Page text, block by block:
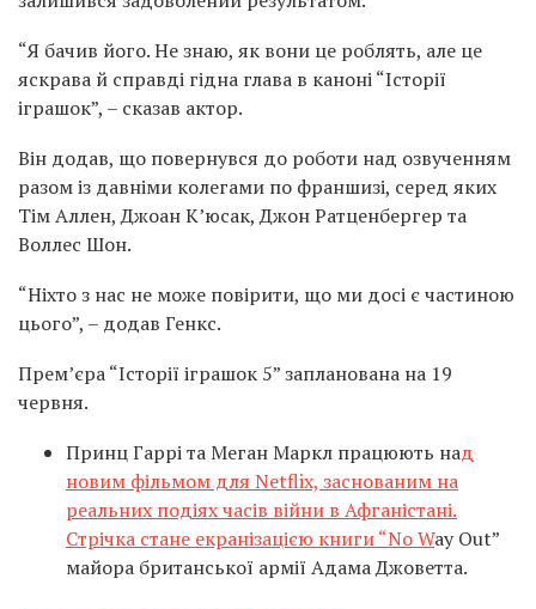
“Я бачив його. Не знаю, як вони це роблять, але це
яскрава й справді гідна глава в каноні “Історії
іграшок”, – сказав актор.
Він додав, що повернувся до роботи над озвученням
разом із давніми колегами по франшизі, серед яких
Тім Аллен, Джоан К’юсак, Джон Ратценбергер та
Воллес Шон.
“Ніхто з нас не може повірити, що ми досі є частиною
цього”, – додав Генкс.
Прем’єра “Історії іграшок 5” запланована на 19
червня.
Принц Гаррі та Меган Маркл працюють над
новим фільмом для Netflix, заснованим на
реальних подіях часів війни в Афганістані.
Стрічка стане екранізацією книги “No Way Out”
майора британської армії Адама Джоветта.